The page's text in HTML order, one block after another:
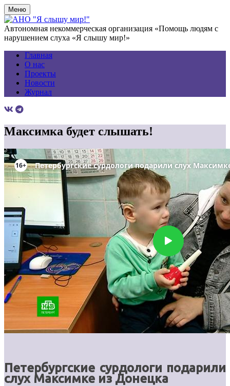
Меню
Автономная некоммерческая организация «Помощь людям с
нарушением слуха «Я слышу мир!»
Главная
О нас
Проекты
Новости
Журнал
Максимка будет слышать!
Петербургские сурдологи подарили
слух Максимке из Донецка